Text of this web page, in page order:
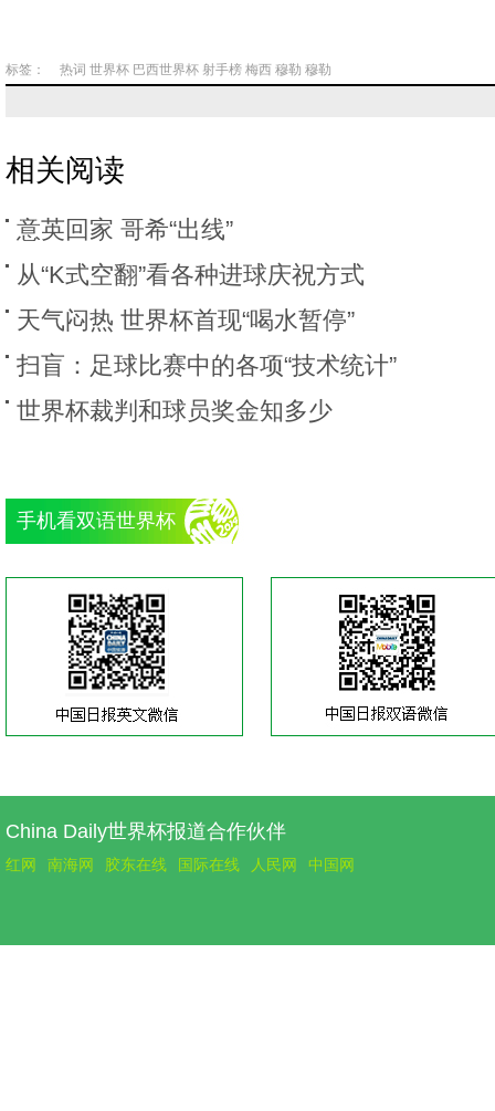
标签： 热词 世界杯 巴西世界杯 射手榜 梅西 穆勒 穆勒
相关阅读
意英回家 哥希“出线”
从“K式空翻”看各种进球庆祝方式
天气闷热 世界杯首现“喝水暂停”
扫盲：足球比赛中的各项“技术统计”
世界杯裁判和球员奖金知多少
手机看双语世界杯
China Daily世界杯报道合作伙伴
红网 南海网 胶东在线 国际在线 人民网 中国网